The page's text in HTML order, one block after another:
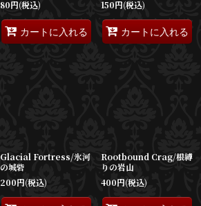
80円(税込)
カートに入れる
150円(税込)
カートに入れる
Glacial Fortress/氷河
の城砦
200円(税込)
Rootbound Crag/根縛
りの岩山
400円(税込)